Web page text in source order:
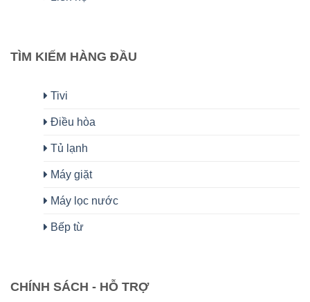
TÌM KIẾM HÀNG ĐẦU
Tivi
Điều hòa
Tủ lạnh
Máy giặt
Máy lọc nước
Bếp từ
CHÍNH SÁCH - HỖ TRỢ